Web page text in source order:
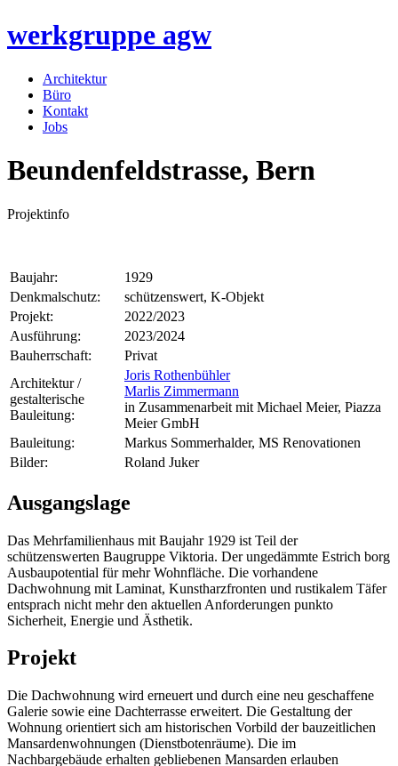
werkgruppe agw
Architektur
Büro
Kontakt
Jobs
Beundenfeldstrasse, Bern
Projektinfo
Baujahr:
1929
Denkmalschutz:
schützenswert, K-Objekt
Projekt:
2022/2023
Ausführung:
2023/2024
Bauherrschaft:
Privat
Architektur /
gestalterische
Bauleitung:
Joris Rothenbühler
Marlis Zimmermann
in Zusammenarbeit mit Michael Meier, Piazza
Meier GmbH
Bauleitung:
Markus Sommerhalder, MS Renovationen
Bilder:
Roland Juker
Ausgangslage
Das Mehrfamilienhaus mit Baujahr 1929 ist Teil der
schützenswerten Baugruppe Viktoria. Der ungedämmte Estrich borg
Ausbaupotential für mehr Wohnfläche. Die vorhandene
Dachwohnung mit Laminat, Kunstharzfronten und rustikalem Täfer
entsprach nicht mehr den aktuellen Anforderungen punkto
Sicherheit, Energie und Ästhetik.
Projekt
Die Dachwohnung wird erneuert und durch eine neu geschaffene
Galerie sowie eine Dachterrasse erweitert. Die Gestaltung der
Wohnung orientiert sich am historischen Vorbild der bauzeitlichen
Mansardenwohnungen (Dienstbotenräume). Die im
Nachbargebäude erhalten gebliebenen Mansarden erlauben